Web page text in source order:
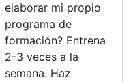
elaborar mi propio
programa de
formación? Entrena
2-3 veces a la
semana. Haz